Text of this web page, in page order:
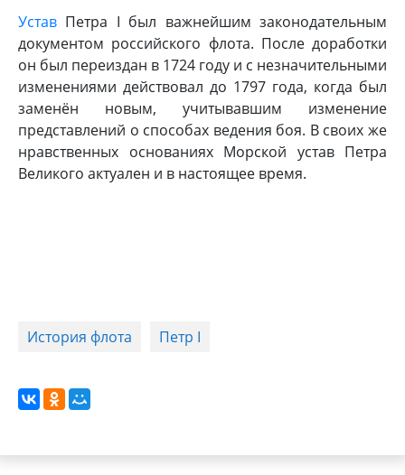
Устав Петра I был важнейшим законодательным
документом российского флота. После доработки
он был переиздан в 1724 году и с незначительными
изменениями действовал до 1797 года, когда был
заменён новым, учитывавшим изменение
представлений о способах ведения боя. В своих же
нравственных основаниях Морской устав Петра
Великого актуален и в настоящее время.
История флота Петр I